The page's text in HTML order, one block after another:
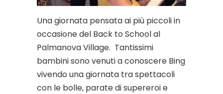
Una giornata pensata ai più piccoli in
occasione del Back to School al
Palmanova Village. Tantissimi
bambini sono venuti a conoscere Bing
vivendo una giornata tra spettacoli
con le bolle, parate di supereroi e